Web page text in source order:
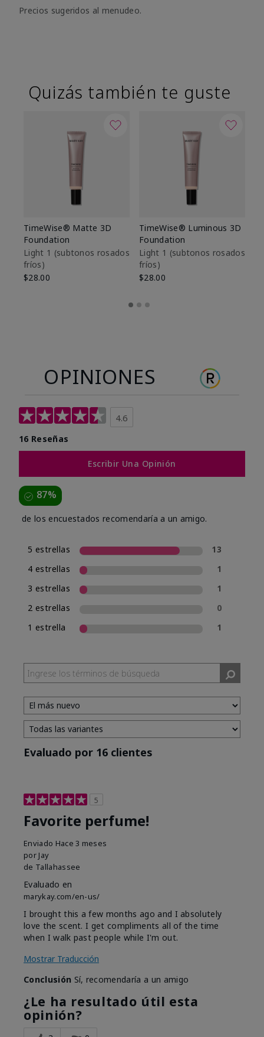
Precios sugeridos al menudeo.
Quizás también te guste
TimeWise® Matte 3D
Foundation
Light 1​ (subtonos rosados
fríos)
$28.00
TimeWise® Luminous 3D
Foundation
Light 1​ (subtonos rosados
fríos)
$28.00
OPINIONES
4.6
16 Reseñas
Escribir Una Opinión
87%
de los encuestados recomendaría a un amigo.
5 estrellas
13
4 estrellas
1
3 estrellas
1
2 estrellas
0
1 estrella
1
Evaluado por 16 clientes
5
Favorite perfume!
Enviado Hace 3 meses
por Jay
de Tallahassee
Evaluado en
marykay.com/en-us/
I brought this a few months ago and I absolutely
love the scent. I get compliments all of the time
when I walk past people while I'm out.
Mostrar Traducción
Conclusión Sí, recomendaría a un amigo
¿Le ha resultado útil esta
opinión?